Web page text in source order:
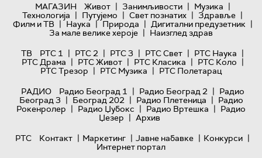
МАГАЗИН
Живот | Занимљивости | Музика |
Технологијa | Путујемо | Свет познатих | Здравље |
Филм и ТВ | Наука | Природа | Дигитални предузетник |
За мале велике хероје | Наизглед здрав
ТВ
РТС 1 | РТС 2 | РТС 3 | РТС Свет | РТС Наука |
РТС Драма | РТС Живот | РТС Класика | РТС Коло |
РТС Трезор | РТС Музика | РТС Полетарац
РАДИО
Радио Београд 1 | Радио Београд 2 | Радио
Београд 3 | Београд 202 | Радио Плетеница | Радио
Рокенролер | Радио Џубокс | Радио Вртешка | Радио
Џезер | Архив
РТС
Контакт | Маркетинг | Јавне набавке | Конкурси |
Интернет портал